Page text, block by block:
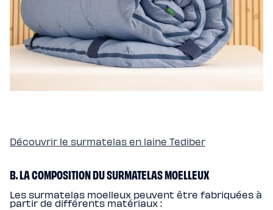
Découvrir le surmatelas en laine Tediber
B. LA COMPOSITION DU SURMATELAS MOELLEUX
Les surmatelas moelleux peuvent être fabriquées à
partir de différents matériaux :